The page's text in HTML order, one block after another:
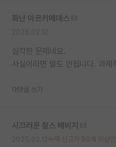
화난 아르키메데스
심각한 문제네요.
사실이라면 말도 안됩니다. 과제
대댓글 쓰기
시끄러운 찰스 배비지
누적 신고가 50개 이상